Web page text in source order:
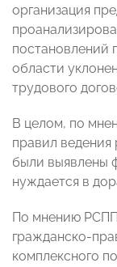
организация
постановлений
области
трудового
В целом, по
правил ведения
были выявлены
нуждается в
По мнению
гражданско-
комплексного